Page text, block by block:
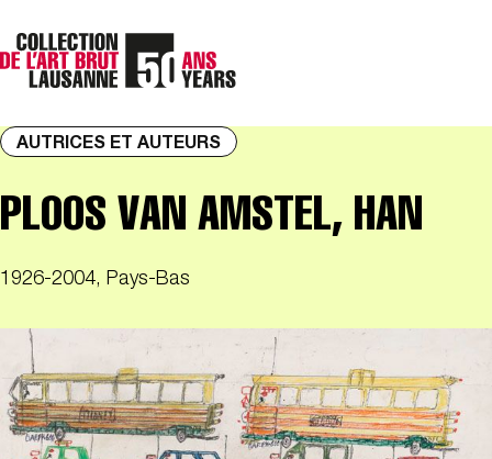
AUTRICES ET AUTEURS
PLOOS VAN AMSTEL, HAN
1926-2004, Pays-Bas